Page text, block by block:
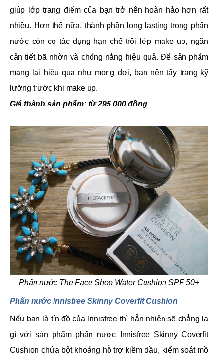
giúp lớp trang điểm của bạn trở nên hoàn hảo hơn rất
nhiều. Hơn thế nữa, thành phần long lasting trong phấn
nước còn có tác dụng hạn chế trôi lớp make up, ngăn
cản tiết bã nhờn và chống nắng hiệu quả. Để sản phẩm
mang lại hiệu quả như mong đợi, bạn nên tẩy trang kỹ
lưỡng trước khi make up.
Giá thành sản phẩm: từ 295.000 đồng.
Phấn nước The Face Shop Water Cushion SPF 50+
Phấn nước Innisfree Skinny Coverfit Cushion
Nếu bạn là tín đồ của Innisfree thì hẳn nhiên sẽ chẳng lạ
gì với sản phẩm phấn nước Innisfree Skinny Coverfit
Cushion chứa bột khoáng hỗ trợ kiềm dầu, kiểm soát mồ